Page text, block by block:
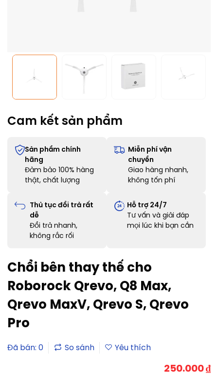
Cam kết sản phẩm
Sản phẩm chính
hãng
Đảm bảo 100% hàng
thật, chất lượng
Miễn phí vận
chuyển
Giao hàng nhanh,
không tốn phí
Thủ tục đổi trả rất
dễ
Đổi trả nhanh,
không rắc rối
Hỗ trợ 24/7
Tư vấn và giải đáp
mọi lúc khi bạn cần
Chổi bên thay thế cho
Roborock Qrevo, Q8 Max,
Qrevo MaxV, Qrevo S, Qrevo
Pro
Đã bán: 0
250.000₫